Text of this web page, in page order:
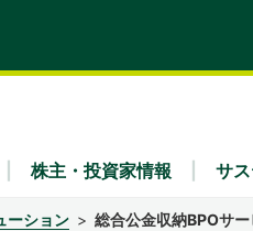
ーション 総合公金収納BPOサー
株主・投資家情報 サ